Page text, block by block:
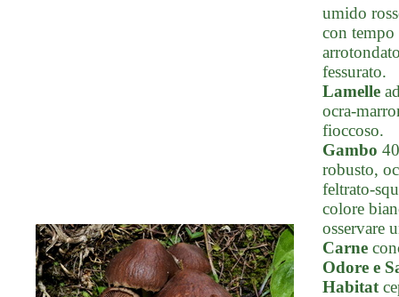
umido
con tempo
fessurato.
Lamelle
ocra-
fioccoso.
Gambo
robusto,
feltrato-
colore
osservare
Carne
Odore e
Habitat